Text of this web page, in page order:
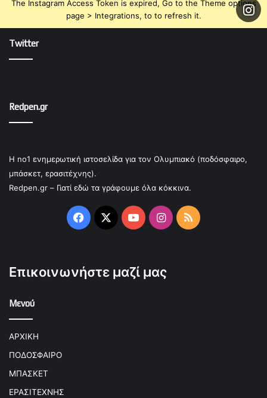
The Instagram Access Token is expired, Go to the Theme options
page > Integrations, to to refresh it.
Twitter
Redpen.gr
Η no1 ενημερωτική ιστοσελίδα για τον Ολυμπιακό (ποδόσφαιρο,
μπάσκετ, ερασιτέχνης).
Redpen.gr – Γιατί εδώ τα γράφουμε όλα κόκκινα.
Facebook
X YouTubeInstagram
RSS
Επικοινωνήστε μαζί μας
Μενού
ΑΡΧΙΚΗ
ΠΟΔΟΣΦΑΙΡΟ
ΜΠΑΣΚΕΤ
ΕΡΑΣΙΤΕΧΝΗΣ